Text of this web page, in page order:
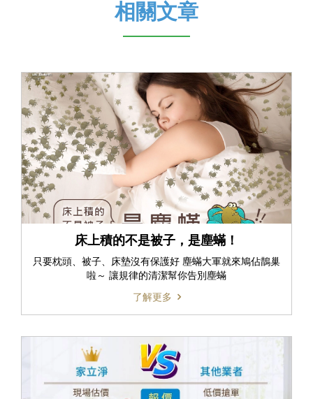
相關文章
床上積的不是被子，是塵蟎！
只要枕頭、被子、床墊沒有保護好 塵蟎大軍就來鳩佔鵲巢
啦～ 讓規律的清潔幫你告別塵蟎
了解更多